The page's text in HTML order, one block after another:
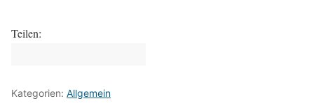
Teilen:
Kategorien: Allgemein